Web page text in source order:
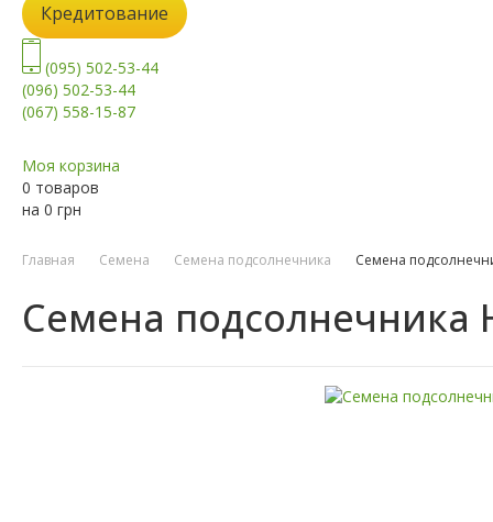
Кредитование
(095) 502-53-44
(096) 502-53-44
(067) 558-15-87
Моя корзина
0 товаров
на 0 грн
Главная Семена Семена подсолнечника Семена
Семена подсолнечника